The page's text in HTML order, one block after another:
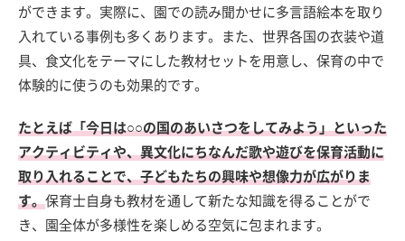
ができます。実際に、園での読み聞かせに多言語絵本を取り
入れている事例も多くあります。また、世界各国の衣装や道
具、食文化をテーマにした教材セットを用意し、保育の中で
体験的に使うのも効果的です。
たとえば「今日は○○の国のあいさつをしてみよう」といった
アクティビティや、異文化にちなんだ歌や遊びを保育活動に
取り入れることで、子どもたちの興味や想像力が広がりま
す。保育士自身も教材を通して新たな知識を得ることがで
き、園全体が多様性を楽しめる空気に包まれます。